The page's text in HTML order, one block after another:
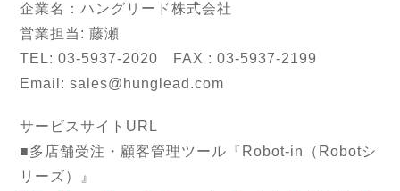
企業名：ハングリード株式会社
営業担当: 藤瀬
TEL: 03-5937-2020 FAX : 03-5937-2199
Email: sales@hunglead.com
サービスサイトURL
■多店舗受注・顧客管理ツール『Robot-in（Robotシ
リーズ）』